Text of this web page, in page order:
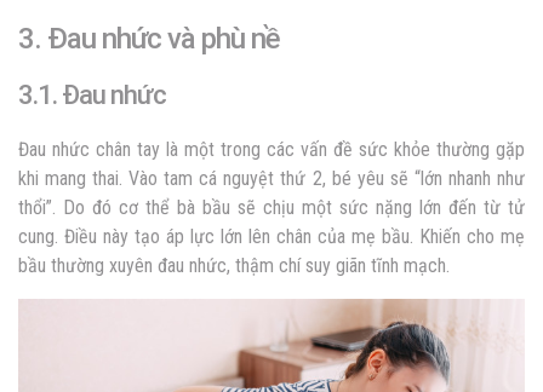
3. Đau nhức và phù nề
3.1. Đau nhức
Đau nhức chân tay là một trong các vấn đề sức khỏe thường gặp
khi mang thai. Vào tam cá nguyệt thứ 2, bé yêu sẽ “lớn nhanh như
thổi”. Do đó cơ thể bà bầu sẽ chịu một sức nặng lớn đến từ tử
cung. Điều này tạo áp lực lớn lên chân của mẹ bầu. Khiến cho mẹ
bầu thường xuyên đau nhức, thậm chí suy giãn tĩnh mạch.